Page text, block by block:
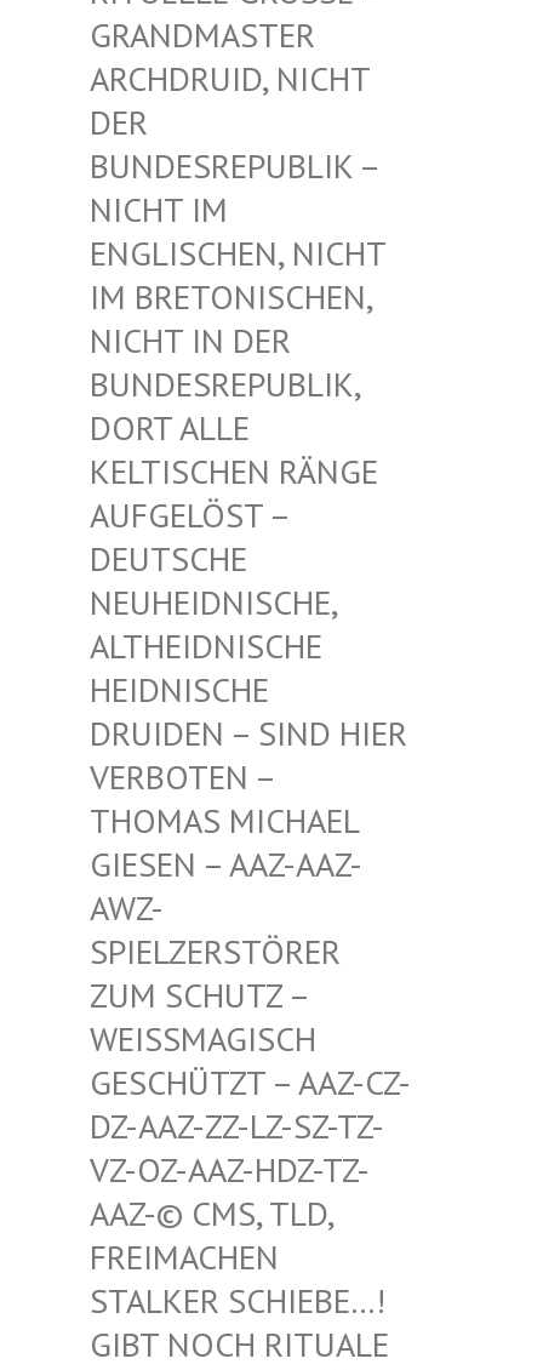
RANDMASTER A
RCHDRUID, NICHT D
ER B
UNDESREPUBLIK – N
ICHT IM E
NGLISCHEN, NICHT I
M BRETONISCHEN, N
ICHT IN DER B
UNDESREPUBLIK, D
ORT ALLE K
ELTISCHEN RÄNGE A
UFGELÖST – D
EUTSCHE N
EUHEIDNISCHE, A
LTHEIDNISCHE H
EIDNISCHE D
RUIDEN – SIND HIER V
ERBOTEN – T
HOMAS MICHAEL G
IESEN – AAZ-AAZ-A
WZ-S
PIELZERSTÖRER Z
UM SCHUTZ – W
EISSMAGISCH GE
SCHÜTZT – AAZ-CZ-DZ
-AAZ-ZZ-LZ-SZ-TZ-VZ
-OZ-AAZ-HDZ-TZ-AA
Z-© CMS, TLD, FR
EIMACHEN ST
ALKER SCHIEBE…! GI
BT NOCH RITUALE FÜ